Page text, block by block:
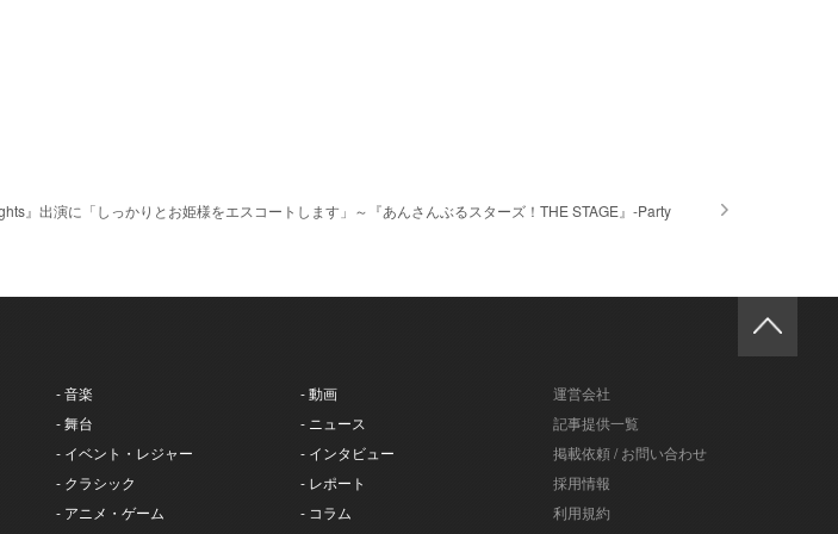
』出演に「しっかりとお姫様をエスコートします」～『あんさんぶるスターズ！THE STAGE』-Party
- 音楽
- 舞台
- イベント・レジャー
- クラシック
- アニメ・ゲーム
- 動画
- ニュース
- インタビュー
- レポート
- コラム
運営会社
記事提供一覧
掲載依頼 / お問い合わせ
採用情報
利用規約